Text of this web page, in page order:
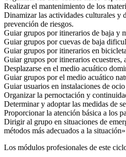
Realizar el mantenimiento de los
Dinamizar las actividades culturales y
prevención de riesgos.
Guiar grupos por itinerarios de baja y
Guiar grupos por cuevas de baja
Guiar grupos por itinerarios en
Guiar grupos por itinerarios
Desplazarse en el medio acuático
Guiar grupos por el medio acuático
Guiar usuarios en instalaciones de
Organizar la pernoctación y
Determinar y adoptar las medidas de
Proporcionar la atención básica a los
Dirigir al grupo en situaciones de
métodos más adecuados a la situación»
Los módulos profesionales de este